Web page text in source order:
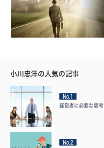
小川忠洋の人気の記事
No.1
経営者に必要な思考
No.2